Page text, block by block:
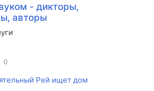
- дикторы,
авторы
0